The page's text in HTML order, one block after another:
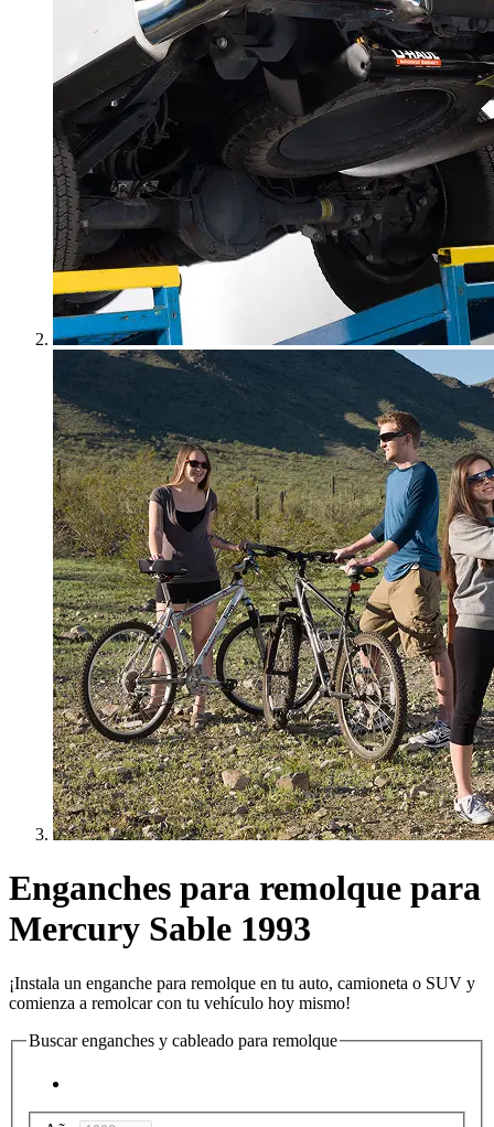
Enganches para remolque para
Mercury Sable 1993
¡Instala un enganche para remolque en tu auto, camioneta o SUV y
comienza a remolcar con tu vehículo hoy mismo!
Buscar enganches y cableado para remolque